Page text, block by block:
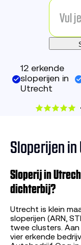
12 erkende
sloperijen in
Utrecht
Sloperijen
Sloperij in
dichterbij?
Utrecht is klein
sloperijen (ARN,
twee clusters. Aan
vier erkende